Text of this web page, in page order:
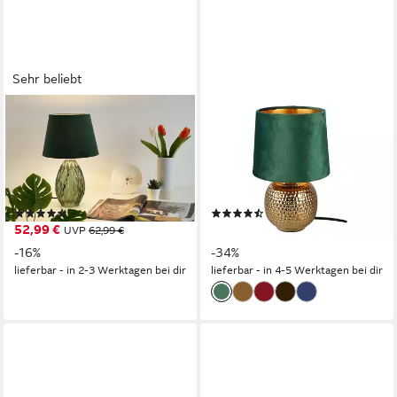
Sehr beliebt
PAULEEN
Tischleuchte Crystal Velvet
max40W 230V, ohne
Leuchtmittel, E14, Grün, Glas,
Samt
(52)
52,99 € UVP 62,99 €
-16%
lieferbar - in 2-3 Werktagen bei dir
REALITY LEUCHTEN
LED Nachttischlampe,
Dimmfunktion, LED
wechselbar, Warmweiß, kleine
ausgefallen-e Samt
Lampenschirm dimmbar Grün
(42)
UVP34,98 €
-34%
lieferbar - in 4-5 Werktagen bei dir